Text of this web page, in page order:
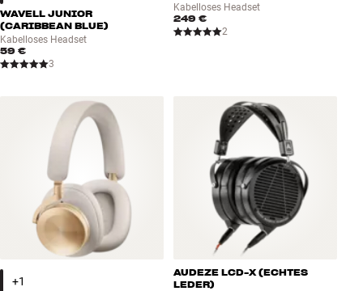
WAVELL JUNIOR
(CARIBBEAN BLUE)
Kabelloses Headset
59 €
3
Kabelloses Headset
249 €
2
AUDEZE LCD-X (ECHTES
LEDER)